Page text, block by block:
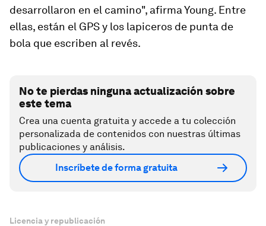
desarrollaron en el camino", afirma Young. Entre
ellas, están el GPS y los lapiceros de punta de
bola que escriben al revés.
No te pierdas ninguna actualización sobre
este tema
Crea una cuenta gratuita y accede a tu colección
personalizada de contenidos con nuestras últimas
publicaciones y análisis.
Inscríbete de forma gratuita
Licencia y republicación